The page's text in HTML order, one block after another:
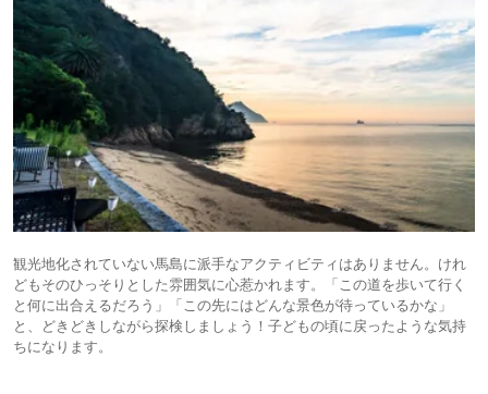
観光地化されていない馬島に派手なアクティビティはありません。けれ
どもそのひっそりとした雰囲気に心惹かれます。「この道を歩いて行く
と何に出合えるだろう」「この先にはどんな景色が待っているかな」
と、どきどきしながら探検しましょう！子どもの頃に戻ったような気持
ちになります。